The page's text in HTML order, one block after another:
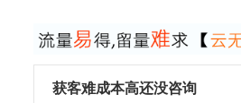
获客难成本高还没咨询